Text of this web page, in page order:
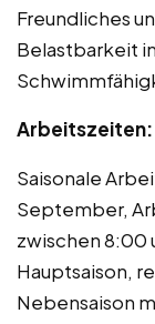
Freundliches
Belastbarkeit
Arbeitszeiten:
Saisonale
September,
zwischen 8:00
Hauptsaison,
Nebensaison